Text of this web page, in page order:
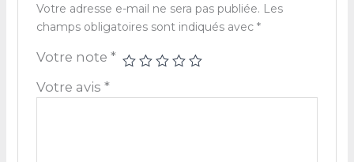
Votre adresse e-mail ne sera pas publiée. Les
champs obligatoires sont indiqués avec *
Votre note *
Votre avis *